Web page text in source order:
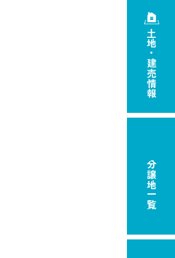
土地・建売情報
分譲地一覧